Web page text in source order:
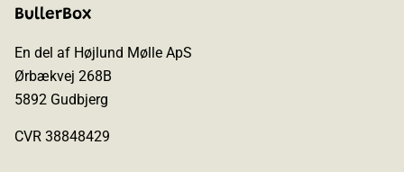
BullerBox
En del af Højlund Mølle ApS
Ørbækvej 268B
5892 Gudbjerg
CVR 38848429